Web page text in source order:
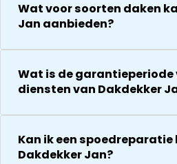
Wat voor soorten daken
Jan aanbieden?
Wat is de garantieperiode
diensten van Dakdekker
Kan ik een spoedreparatie
Dakdekker Jan?